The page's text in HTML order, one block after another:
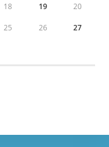
18 19 20
25 26 27